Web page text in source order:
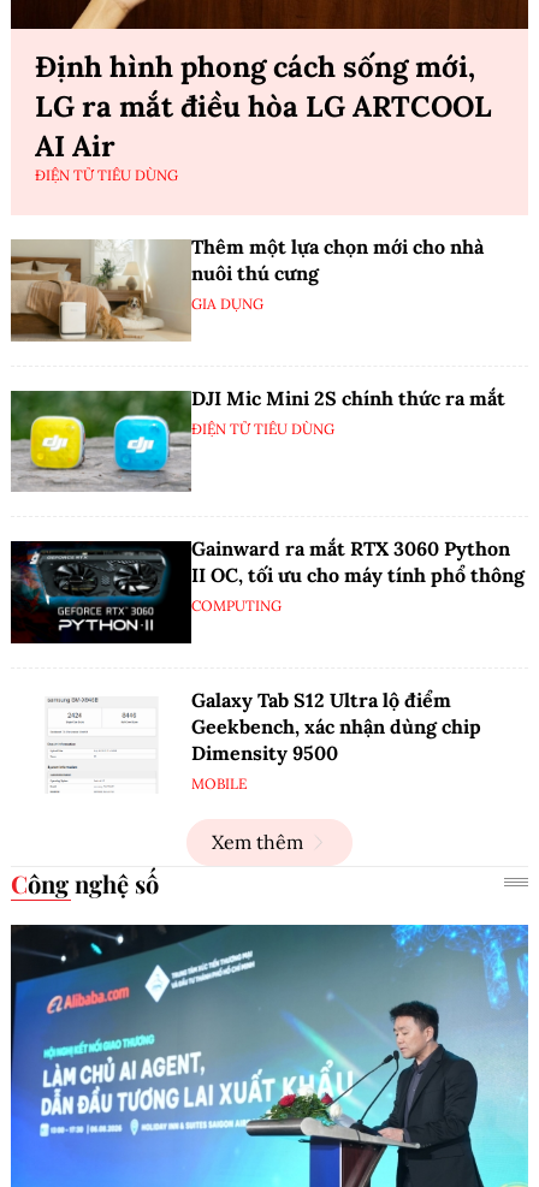
Định hình phong cách sống mới,
LG ra mắt điều hòa LG ARTCOOL
AI Air
ĐIỆN TỬ TIÊU DÙNG
Thêm một lựa chọn mới cho nhà
nuôi thú cưng
GIA DỤNG
DJI Mic Mini 2S chính thức ra mắt
ĐIỆN TỬ TIÊU DÙNG
Gainward ra mắt RTX 3060 Python
II OC, tối ưu cho máy tính phổ thông
COMPUTING
Galaxy Tab S12 Ultra lộ điểm
Geekbench, xác nhận dùng chip
Dimensity 9500
MOBILE
Xem thêm
Công nghệ số